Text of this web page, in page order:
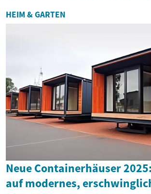
HEIM & GARTEN
Neue Containerhäuser
auf modernes,